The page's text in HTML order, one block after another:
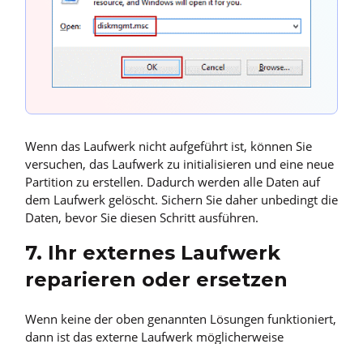
Wenn das Laufwerk nicht aufgeführt ist, können Sie
versuchen, das Laufwerk zu initialisieren und eine neue
Partition zu erstellen. Dadurch werden alle Daten auf
dem Laufwerk gelöscht. Sichern Sie daher unbedingt die
Daten, bevor Sie diesen Schritt ausführen.
7. Ihr externes Laufwerk
reparieren oder ersetzen
Wenn keine der oben genannten Lösungen funktioniert,
dann ist das externe Laufwerk möglicherweise